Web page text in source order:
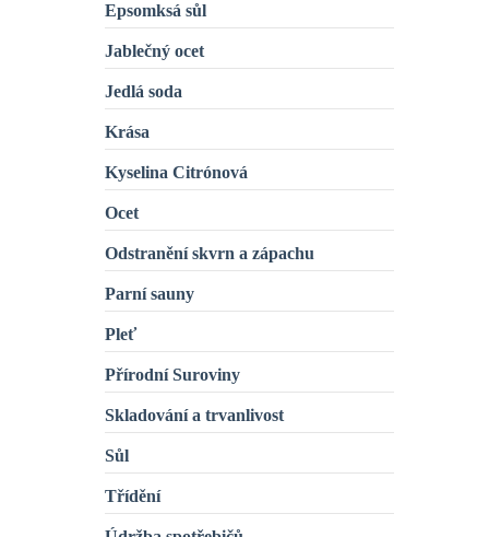
Epsomksá sůl
Jablečný ocet
Jedlá soda
Krása
Kyselina Citrónová
Ocet
Odstranění skvrn a zápachu
Parní sauny
Pleť
Přírodní Suroviny
Skladování a trvanlivost
Sůl
Třídění